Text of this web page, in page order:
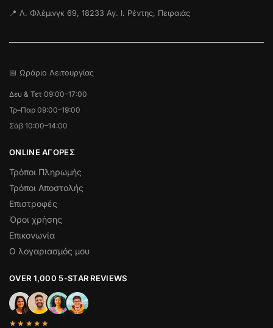
📍 Λ. Φλέμινγκ 69, 18233 Αγ. Ι. Ρέντης, Πειραιάς
📅 Ωράριο Λειτουργίας
Δευ & Τετ 09:00–17:00
Τρ–Παρ 09:00–19:00
Σάβ 10:00–14:00
ONLINE ΑΓΟΡΕΣ
Τρόποι Πληρωμής
Τρόποι Αποστολής
Επιστροφές
Όροι χρήσης
Επικονωνία
Ο λογαριασμός μου
OVER 1,000 5-STAR REVIEWS
★★★★★